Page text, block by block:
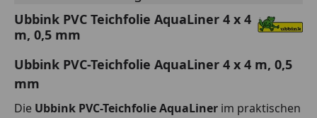
Ubbink PVC Teichfolie AquaLiner 4 x 4
m, 0,5 mm
Ubbink PVC-Teichfolie AquaLiner 4 x 4 m, 0,5
mm
Die Ubbink PVC-Teichfolie AquaLiner im praktischen